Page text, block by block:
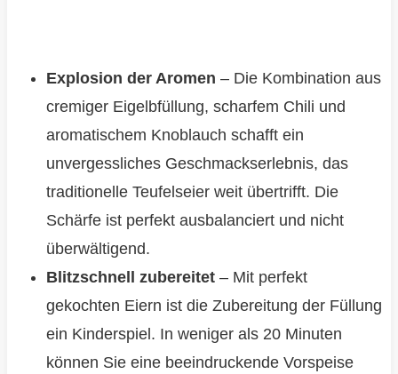
Explosion der Aromen – Die Kombination aus
cremiger Eigelbfüllung, scharfem Chili und
aromatischem Knoblauch schafft ein
unvergessliches Geschmackserlebnis, das
traditionelle Teufelseier weit übertrifft. Die
Schärfe ist perfekt ausbalanciert und nicht
überwältigend.
Blitzschnell zubereitet– Mit perfekt
gekochten Eiern ist die Zubereitung der Füllung
ein Kinderspiel. In weniger als 20 Minuten
können Sie eine beeindruckende Vorspeise